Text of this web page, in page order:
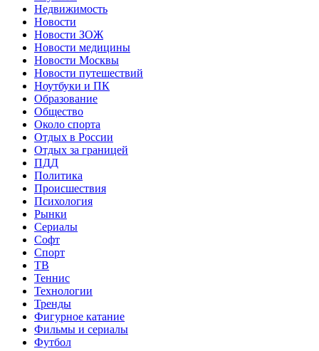
Недвижимость
Новости
Новости ЗОЖ
Новости медицины
Новости Москвы
Новости путешествий
Ноутбуки и ПК
Образование
Общество
Около спорта
Отдых в России
Отдых за границей
ПДД
Политика
Происшествия
Психология
Рынки
Сериалы
Софт
Спорт
ТВ
Теннис
Технологии
Тренды
Фигурное катание
Фильмы и сериалы
Футбол